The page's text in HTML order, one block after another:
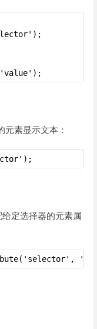
'value');
素显示文本：
定选择器的元素属